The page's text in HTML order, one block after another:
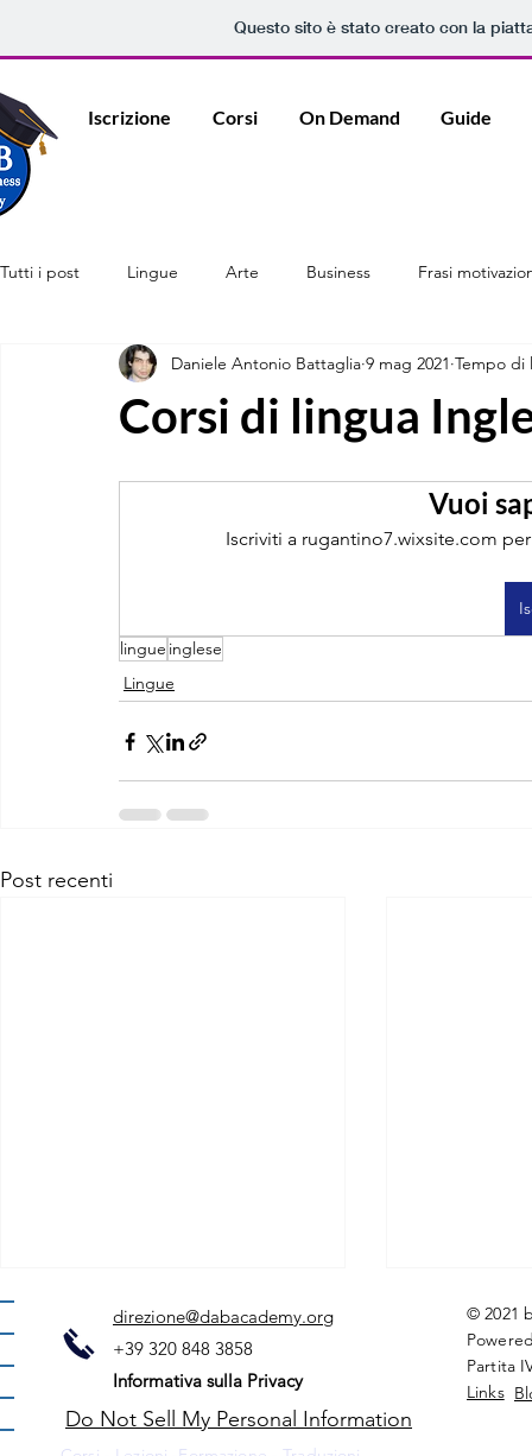
Questo sito è stato creato con la
Iscrizione Corsi On Demand Guide
Tutti i post Lingue Arte Business Frasi
Corsi di lingua
Daniele Antonio Battaglia 9 mag 2021 Tempo di
Vuoi
Iscriviti a rugantino7.wixsite.com
lingue inglese
Lingue
Post recenti
direzione@dabacademy.org
+39 320 848 3858
Informativa sulla Privacy
Do Not Sell My Personal Information
© 2021
Partita
Links